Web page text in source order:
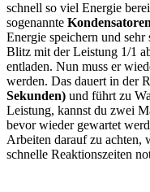
schnell so viel Energie
sogenannte Kondensatoren
Energie speichern und
Blitz mit der Leistung 1/1
entladen. Nun muss er
werden. Das dauert in der
Sekunden) und führt zu
Leistung, kannst du zwei
bevor wieder gewartet
Arbeiten darauf zu achten,
schnelle Reaktionszeiten